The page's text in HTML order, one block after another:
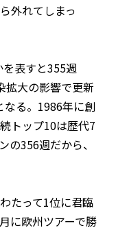
外れてしまっ
表すと355週
拡大の影響で更新
る。1986年に創
トップ10は歴代7
356週だから、
たって1位に君臨
に欧州ツアーで勝